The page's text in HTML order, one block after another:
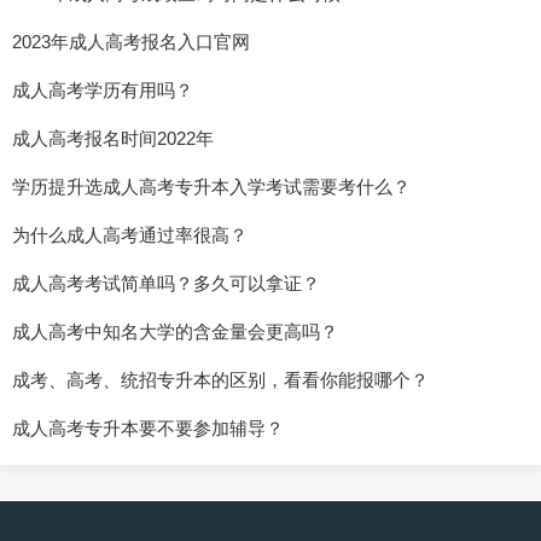
2023年成人高考报名入口官网
成人高考学历有用吗？
成人高考报名时间2022年
学历提升选成人高考专升本入学考试需要考什么？
为什么成人高考通过率很高？
成人高考考试简单吗？多久可以拿证？
成人高考中知名大学的含金量会更高吗？
成考、高考、统招专升本的区别，看看你能报哪个？
成人高考专升本要不要参加辅导？